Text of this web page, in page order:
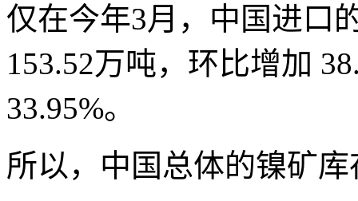
仅在今年3月，中国进口
153.52万吨，环比增加
33.95%。
所以，中国总体的镍矿